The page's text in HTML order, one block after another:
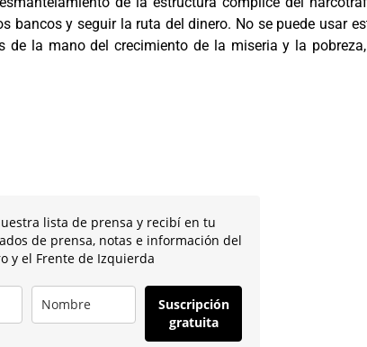
bancos y seguir la ruta del dinero. No se puede usar
la mano del crecimiento de la miseria y la
lista de prensa y recibí en tu
de prensa, notas e información del
y el Frente de Izquierda
Suscripción
gratuita